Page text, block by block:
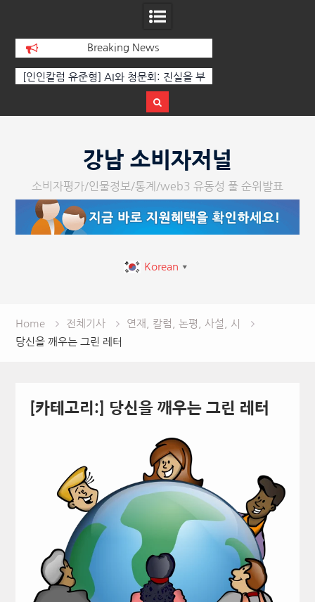
Breaking News
[인인칼럼 유준형] AI와 청문회: 진실을 부
다.
페스티벌’ 성
강남 소비자저널
소비자평가/인물정보/통계/web3 유동성 풀 순위발표
Korean ▼
Home 전체기사
연재, 칼럼, 논평, 사설, 시
당신을 깨우는 그린 레터
[카테고리:] 당신을 깨우는 그린 레터